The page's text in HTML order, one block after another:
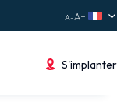
S'implanter